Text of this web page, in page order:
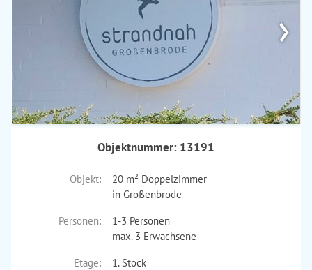
›
Objektnummer: 13191
Objekt:
20 m² Doppelzimmer
in Großenbrode
Personen:
1-3 Personen
max. 3 Erwachsene
Etage:
1. Stock